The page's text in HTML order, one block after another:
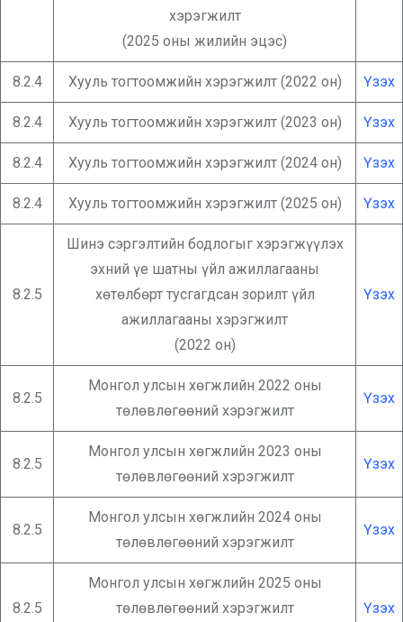
хэрэгжилт
(2025 оны жилийн эцэс)
8.2.4 Хууль тогтоомжийн хэрэгжилт (2022 он) Үзэх
8.2.4 Хууль тогтоомжийн хэрэгжилт (2023 он) Үзэх
8.2.4 Хууль тогтоомжийн хэрэгжилт (2024 он) Үзэх
8.2.4 Хууль тогтоомжийн хэрэгжилт (2025 он) Үзэх
8.2.5
Шинэ сэргэлтийн бодлогыг хэрэгжүүлэх
эхний үе шатны үйл ажиллагааны
хөтөлбөрт тусгагдсан зорилт үйл
ажиллагааны хэрэгжилт
(2022 он)
Үзэх
8.2.5
Монгол улсын хөгжлийн 2022 оны
төлөвлөгөөний хэрэгжилт
Үзэх
8.2.5
Монгол улсын хөгжлийн 2023 оны
төлөвлөгөөний хэрэгжилт
Үзэх
8.2.5
Монгол улсын хөгжлийн 2024 оны
төлөвлөгөөний хэрэгжилт
Үзэх
8.2.5
Монгол улсын хөгжлийн 2025 оны
төлөвлөгөөний хэрэгжилт
Үзэх